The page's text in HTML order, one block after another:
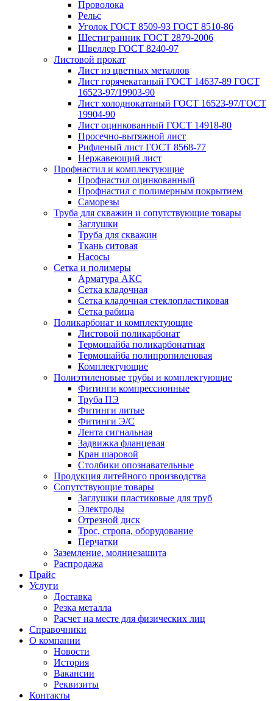
Проволока
Рельс
Уголок ГОСТ 8509-93 ГОСТ 8510-86
Шестигранник ГОСТ 2879-2006
Швеллер ГОСТ 8240-97
Листовой прокат
Лист из цветных металлов
Лист горячекатаный ГОСТ 14637-89 ГОСТ
16523-97/19903-90
Лист холоднокатаный ГОСТ 16523-97/ГОСТ
19904-90
Лист оцинкованный ГОСТ 14918-80
Просечно-вытяжной лист
Рифленый лист ГОСТ 8568-77
Нержавеющий лист
Профнастил и комплектующие
Профнастил оцинкованный
Профнастил с полимерным покрытием
Саморезы
Труба для скважин и сопутствующие товары
Заглушки
Труба для скважин
Ткань ситовая
Насосы
Сетка и полимеры
Арматура АКС
Сетка кладочная
Сетка кладочная стеклопластиковая
Сетка рабица
Поликарбонат и комплектующие
Листовой поликарбонат
Термошайба поликарбонатная
Термошайба полипропиленовая
Комплектующие
Полиэтиленовые трубы и комплектующие
Фитинги компрессионные
Труба ПЭ
Фитинги литые
Фитинги Э/С
Лента сигнальная
Задвижка фланцевая
Кран шаровой
Столбики опознавательные
Продукция литейного производства
Сопутствующие товары
Заглушки пластиковые для труб
Электроды
Отрезной диск
Трос, стропа, оборудование
Перчатки
Заземление, молниезащита
Распродажа
Прайс
Услуги
Доставка
Резка металла
Расчет на месте для физических лиц
Справочники
О компании
Новости
История
Вакансии
Реквизиты
Контакты